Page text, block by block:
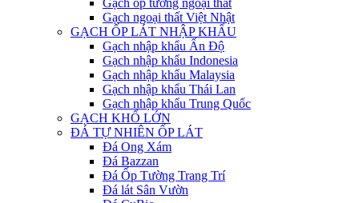
Gạch ốp tường ngoại thất
Gạch ngoại thất Việt Nhật
GẠCH ỐP LÁT NHẬP KHẨU
Gạch nhập khẩu Ấn Độ
Gạch nhập khẩu Indonesia
Gạch nhập khẩu Malaysia
Gạch nhập khẩu Thái Lan
Gạch nhập khẩu Trung Quốc
GẠCH KHỔ LỚN
ĐÁ TỰ NHIÊN ỐP LÁT
Đá Ong Xám
Đá Bazzan
Đá Ốp Tường Trang Trí
Đá lát Sân Vườn